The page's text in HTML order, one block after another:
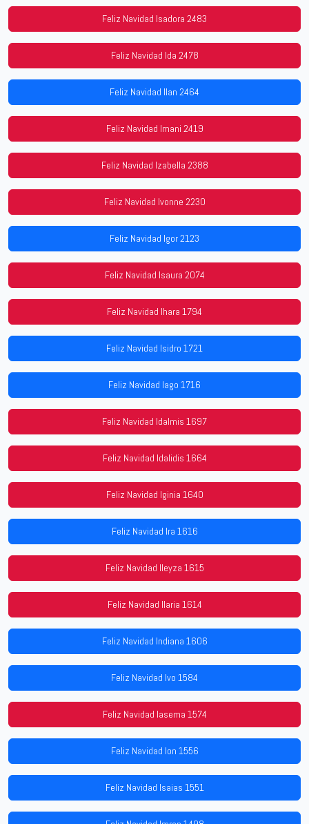
Feliz Navidad Isadora 2483
Feliz Navidad Ida 2478
Feliz Navidad Ilan 2464
Feliz Navidad Imani 2419
Feliz Navidad Izabella 2388
Feliz Navidad Ivonne 2230
Feliz Navidad Igor 2123
Feliz Navidad Isaura 2074
Feliz Navidad Ihara 1794
Feliz Navidad Isidro 1721
Feliz Navidad Iago 1716
Feliz Navidad Idalmis 1697
Feliz Navidad Idalidis 1664
Feliz Navidad Iginia 1640
Feliz Navidad Ira 1616
Feliz Navidad Ileyza 1615
Feliz Navidad Ilaria 1614
Feliz Navidad Indiana 1606
Feliz Navidad Ivo 1584
Feliz Navidad Iasema 1574
Feliz Navidad Ion 1556
Feliz Navidad Isaias 1551